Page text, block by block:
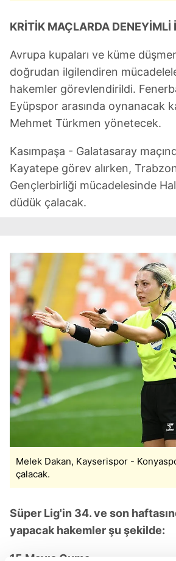
KRİTİK MAÇLARDA DENEYİMLİ
Avrupa kupaları ve küme
doğrudan ilgilendiren
hakemler görevlendirildi.
Eyüpspor arasında oynanacak
Mehmet Türkmen yönetecek.
Kasımpaşa - Galatasaray
Kayatepe görev alırken,
Gençlerbirliği mücadelesinde
düdük çalacak.
Melek Dakan, Kayserispor -
çalacak.
Süper Lig'in 34. ve son
yapacak hakemler şu şekilde:
15 Mayıs Cuma